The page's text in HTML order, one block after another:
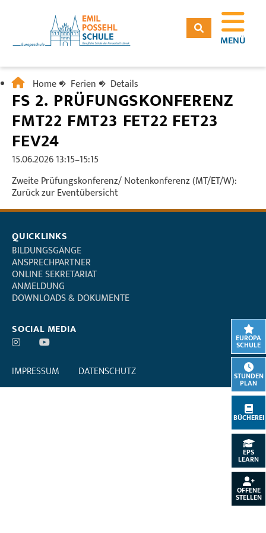
EUROPA
SCHULE
STUNDEN
PLAN
BÜCHEREI
EPS
LEARN
OFFENE
STELLEN
MENÜ
Home Ferien Details
FS 2. PRÜFUNGSKONFERENZ
FMT22 FMT23 FET22 FET23
FEV24
15.06.2026 13:15–15:15
Zweite Prüfungskonferenz/ Notenkonferenz (MT/ET/W):
Zurück zur Eventübersicht
QUICKLINKS
BILDUNGSGÄNGE
ANSPRECHPARTNER
ONLINE SEKRETARIAT
ANMELDUNG
DOWNLOADS & DOKUMENTE
SOCIAL MEDIA
IMPRESSUM DATENSCHUTZ